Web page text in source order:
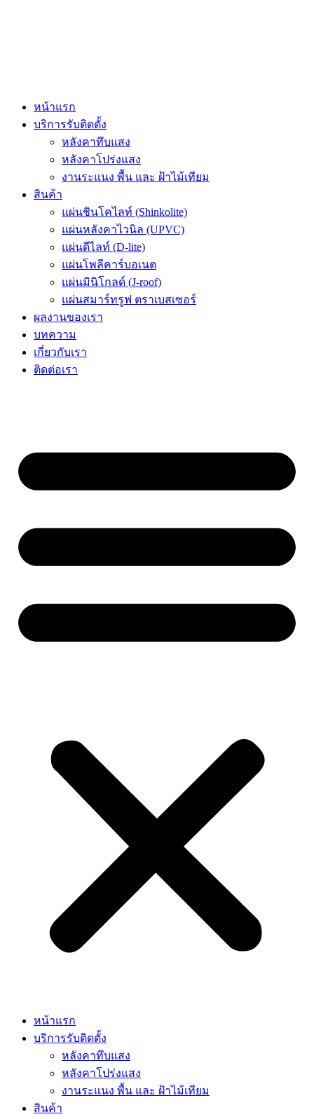
หน้าแรก
บริการรับติดตั้ง
หลังคาทึบแสง
หลังคาโปร่งแสง
งานระแนง พื้น และ ฝ้าไม้เทียม
สินค้า
แผ่นชินโคไลท์ (Shinkolite)
แผ่นหลังคาไวนิล (UPVC)
แผ่นดีไลท์ (D-lite)
แผ่นโพลีคาร์บอเนต
แผ่นมินิโกลด์ (J-roof)
แผ่นสมาร์ทรูฟ ตราเบสเซอร์
ผลงานของเรา
บทความ
เกี่ยวกับเรา
ติดต่อเรา
หน้าแรก
บริการรับติดตั้ง
หลังคาทึบแสง
หลังคาโปร่งแสง
งานระแนง พื้น และ ฝ้าไม้เทียม
สินค้า